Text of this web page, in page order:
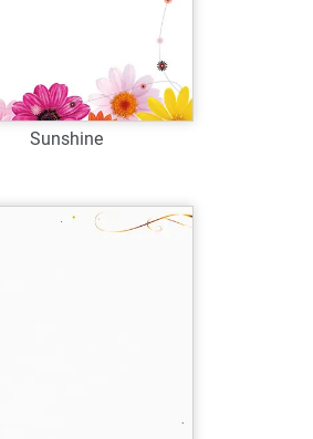
Sunshine
Art.-Nr.: G38851
Verfügbar